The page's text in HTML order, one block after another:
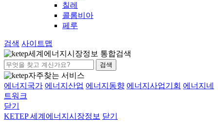
칠레
콜롬비아
페루
검색 사이트맵
세계에너지시장정보 통합검색
검색
자주찾는 서비스
에너지국가 에너지산업 에너지동향 에너지사업기회 에너지네
트워크
닫기
KETEP 세계에너지시장정보 닫기